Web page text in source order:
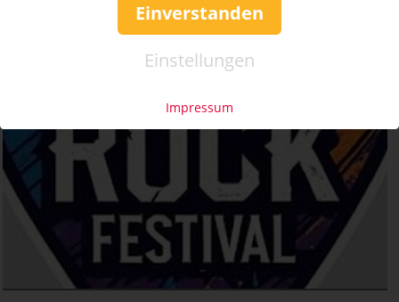
Einverstanden
Einstellungen
Impressum